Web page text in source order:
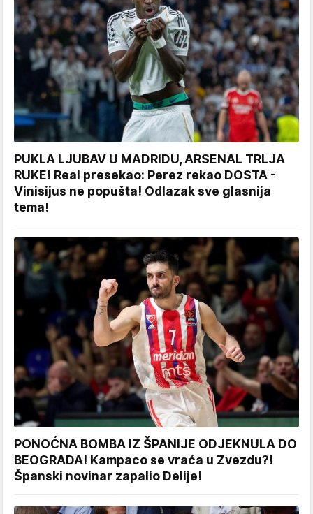
PUKLA LJUBAV U MADRIDU, ARSENAL TRLJA
RUKE! Real presekao: Perez rekao DOSTA -
Vinisijus ne popušta! Odlazak sve glasnija
tema!
PONOĆNA BOMBA IZ ŠPANIJE ODJEKNULA DO
BEOGRADA! Kampaco se vraća u Zvezdu?!
Španski novinar zapalio Delije!